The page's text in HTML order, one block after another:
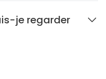
je regarder